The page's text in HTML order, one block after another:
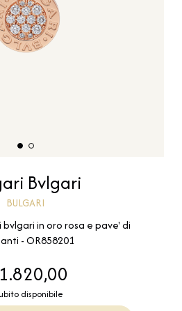
Bvlgari
BULGARI
in oro rosa e pave' di
- OR858201
disponibile